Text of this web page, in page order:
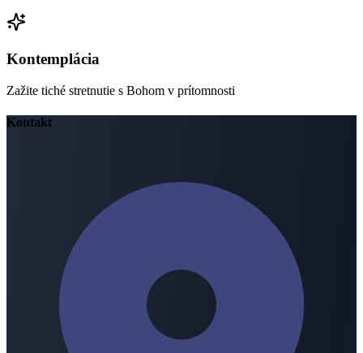
Kontemplácia
Zažite tiché stretnutie s Bohom v prítomnosti
Kontakt